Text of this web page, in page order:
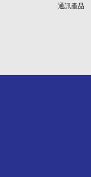
通訊產品